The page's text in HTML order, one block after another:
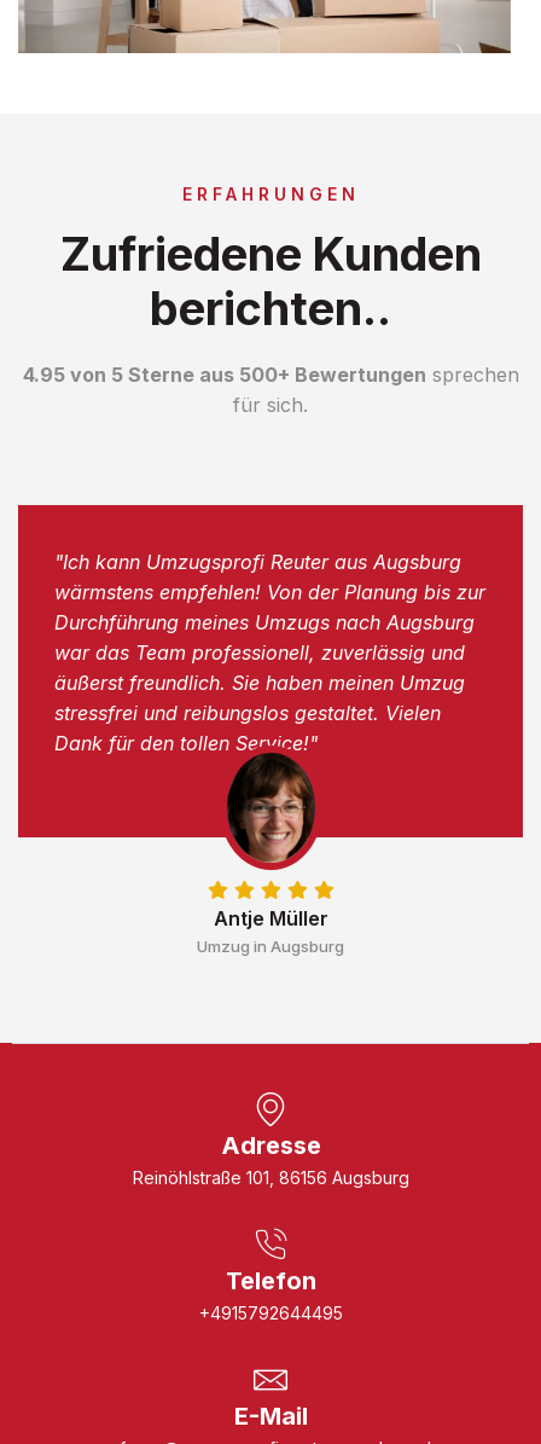
ERFAHRUNGEN
Zufriedene Kunden
berichten..
4.95 von 5 Sterne aus 500+ Bewertungen sprechen
für sich.
Antje Müller
Umzug in Augsburg
"Ich kann Umzugsprofi Reuter aus Augsburg
wärmstens empfehlen! Von der Planung bis zur
Durchführung meines Umzugs nach Augsburg
war das Team professionell, zuverlässig und
äußerst freundlich. Sie haben meinen Umzug
stressfrei und reibungslos gestaltet. Vielen
Dank für den tollen Service!"
Adresse
Reinöhlstraße 101, 86156 Augsburg
Telefon
+4915792644495
E-Mail